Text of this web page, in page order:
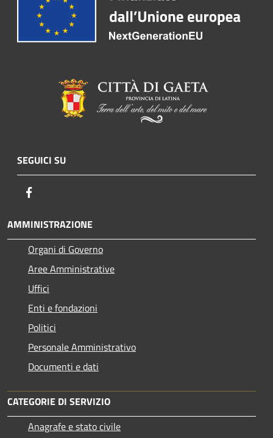
SEGUICI SU
AMMINISTRAZIONE
Organi di Governo
Aree Amministrative
Uffici
Enti e fondazioni
Politici
Personale Amministrativo
Documenti e dati
CATEGORIE DI SERVIZIO
Anagrafe e stato civile